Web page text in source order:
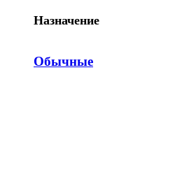
Назначение
Обычные